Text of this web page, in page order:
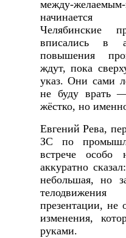
между-
начинается
Челябинские
вписались в
повышения
ждут, пока
указ. Они сами
не буду врать
жёстко, но
Евгений Рева,
ЗС по
встрече особо
аккуратно
небольшая, но
презентации, не
изменения,
руками.